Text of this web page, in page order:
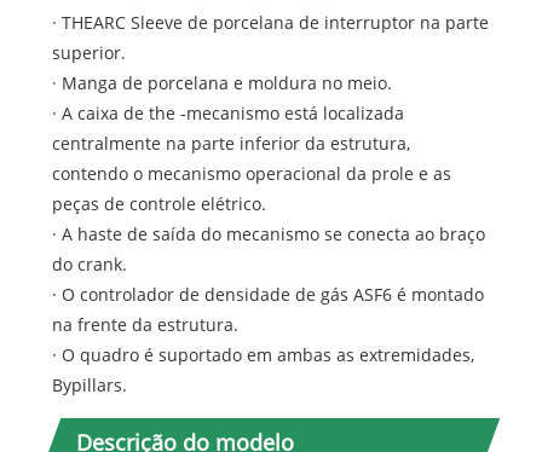
· THEARC Sleeve de porcelana de interruptor na parte
superior.
· Manga de porcelana e moldura no meio.
· A caixa de the -mecanismo está localizada
centralmente na parte inferior da estrutura,
contendo o mecanismo operacional da prole e as
peças de controle elétrico.
· A haste de saída do mecanismo se conecta ao braço
do crank.
· O controlador de densidade de gás ASF6 é montado
na frente da estrutura.
· O quadro é suportado em ambas as extremidades,
Bypillars.
Descrição do modelo